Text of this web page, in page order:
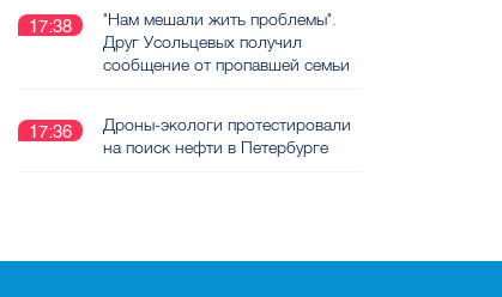
17:38
"Нам мешали жить проблемы".
Друг Усольцевых получил
сообщение от пропавшей семьи
17:36
Дроны-экологи протестировали
на поиск нефти в Петербурге